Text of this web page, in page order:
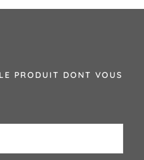
PRODUIT DONT VOUS